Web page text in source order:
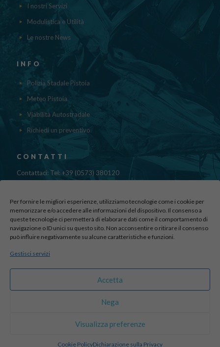
Per fornire le migliori esperienze, utilizziamo tecnologie come i cookie per
memorizzare e/o accedere alle informazioni del dispositivo. Il consenso a
queste tecnologie ci permetterà di elaborare dati come il comportamento di
navigazione o ID unici su questo sito. Non acconsentire o ritirare il consenso
può influire negativamente su alcune caratteristiche e funzioni.
Gestisci servizi
Accetta
Nega
Visualizza preferenze
Cookie PolicyDichiarazione sulla Privacy
I nostri Servizi
Modulistica e Utilità
Le nostre News
INFO
Polizia Stadale Pistoia
Meteo Pistoia
Viabilità Autostradale
Richiedi un preventivo
CONTATTI
Contattaci: Tel: +39 (0573) 380120
Fax: 39 (0573) 985420
Via di Canapale, 10
51100 PISTOIA
Find us here:
sito realizzato da
Reserved | Credits